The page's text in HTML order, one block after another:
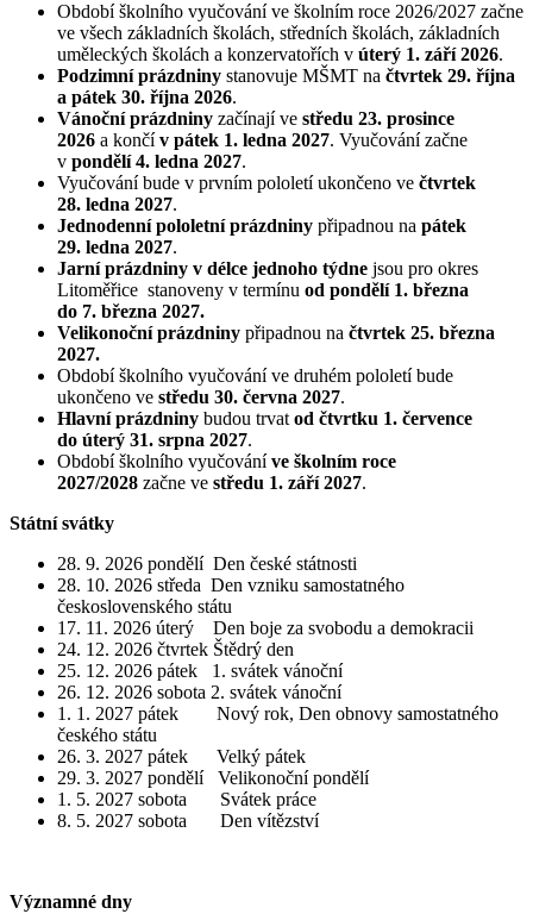
Období školního vyučování ve školním roce 2026/2027 začne
ve všech základních školách, středních školách, základních
uměleckých školách a konzervatořích v úterý 1. září 2026.
Podzimní prázdniny stanovuje MŠMT na čtvrtek 29. října
a pátek 30. října 2026.
Vánoční prázdniny začínají ve středu 23. prosince
2026 a končív pátek 1. ledna 2027. Vyučování začne
v pondělí 4. ledna 2027.
Vyučování bude v prvním pololetí ukončeno ve čtvrtek
28. ledna 2027.
Jednodenní pololetní prázdniny připadnou na pátek
29. ledna 2027.
Jarní prázdniny v délce jednoho týdne jsou pro okres
Litoměřice stanoveny v termínu od pondělí 1. března
do 7. března 2027.
Velikonoční prázdniny připadnou na čtvrtek 25. března
2027.
Období školního vyučování ve druhém pololetí bude
ukončeno ve středu 30. června 2027.
Hlavní prázdniny budou trvat od čtvrtku 1. července
do úterý 31. srpna 2027.
Období školního vyučováníve školním roce
2027/2028 začne ve středu 1. září 2027.
Státní svátky
28. 9. 2026 pondělí Den české státnosti
28. 10. 2026 středa Den vzniku samostatného
československého státu
17. 11. 2026 úterý Den boje za svobodu a demokracii
24. 12. 2026 čtvrtek Štědrý den
25. 12. 2026 pátek 1. svátek vánoční
26. 12. 2026 sobota 2. svátek vánoční
1. 1. 2027 pátek Nový rok, Den obnovy samostatného
českého státu
26. 3. 2027 pátek Velký pátek
29. 3. 2027 pondělí Velikonoční pondělí
1. 5. 2027 sobota Svátek práce
8. 5. 2027 sobota Den vítězství
Významné dny